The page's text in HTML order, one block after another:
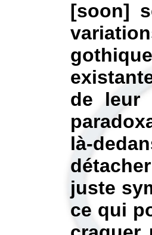
[soon]
de leur
là-
juste
ce qui